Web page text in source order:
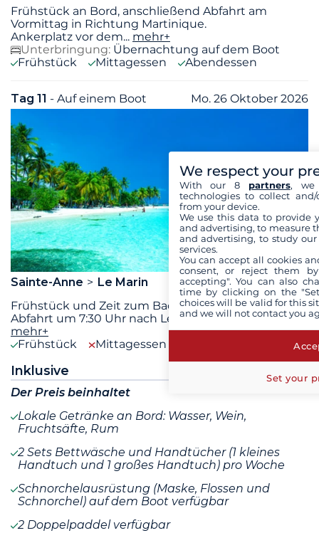
Frühstück an Bord, anschließend Abfahrt am
Vormittag in Richtung Martinique.
Ankerplatz vor dem... mehr+
Unterbringung: Übernachtung auf dem Boot
Frühstück
Mittagessen Abendessen
Tag 11 - Auf einem Boot Mo. 26 Oktober 2026
Sainte-Anne
Le Marin
Frühstück und Zeit zum Baden, anschließend
Abfahrt um 7:30 Uhr nach Le Marin, um den Bus in...
mehr+
Frühstück
Mittagessen
Inklusive
Der Preis beinhaltet
Lokale Getränke an Bord: Wasser, Wein,
Fruchtsäfte, Rum
2 Sets Bettwäsche und Handtücher (1 kleines
Handtuch und 1 großes Handtuch) pro Woche
Schnorchelausrüstung (Maske, Flossen und
Schnorchel) auf dem Boot verfügbar
2 Doppelpaddel verfügbar
We respect your
With our 8 partners, we
technologies to collect
from your device.
We use this data to provide
and advertising, to measure
and advertising, to study
services.
You can accept all cookies
consent, or reject them
accepting". You can also
time by clicking on the
choices will be valid for this
and we will not contact you
Set your